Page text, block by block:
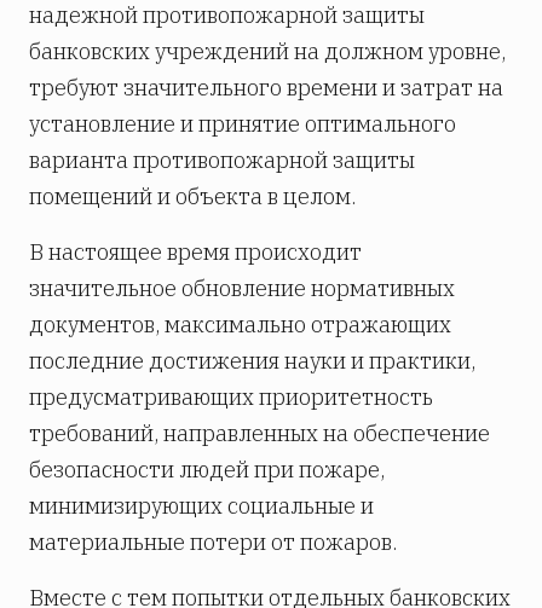
надежной противопожарной защиты
банковских учреждений на должном уровне,
требуют значительного времени и затрат на
установление и принятие оптимального
варианта противопожарной защиты
помещений и объекта в целом.
В настоящее время происходит
значительное обновление нормативных
документов, максимально отражающих
последние достижения науки и практики,
предусматривающих приоритетность
требований, направленных на обеспечение
безопасности людей при пожаре,
минимизирующих социальные и
материальные потери от пожаров.
Вместе с тем попытки отдельных банковских